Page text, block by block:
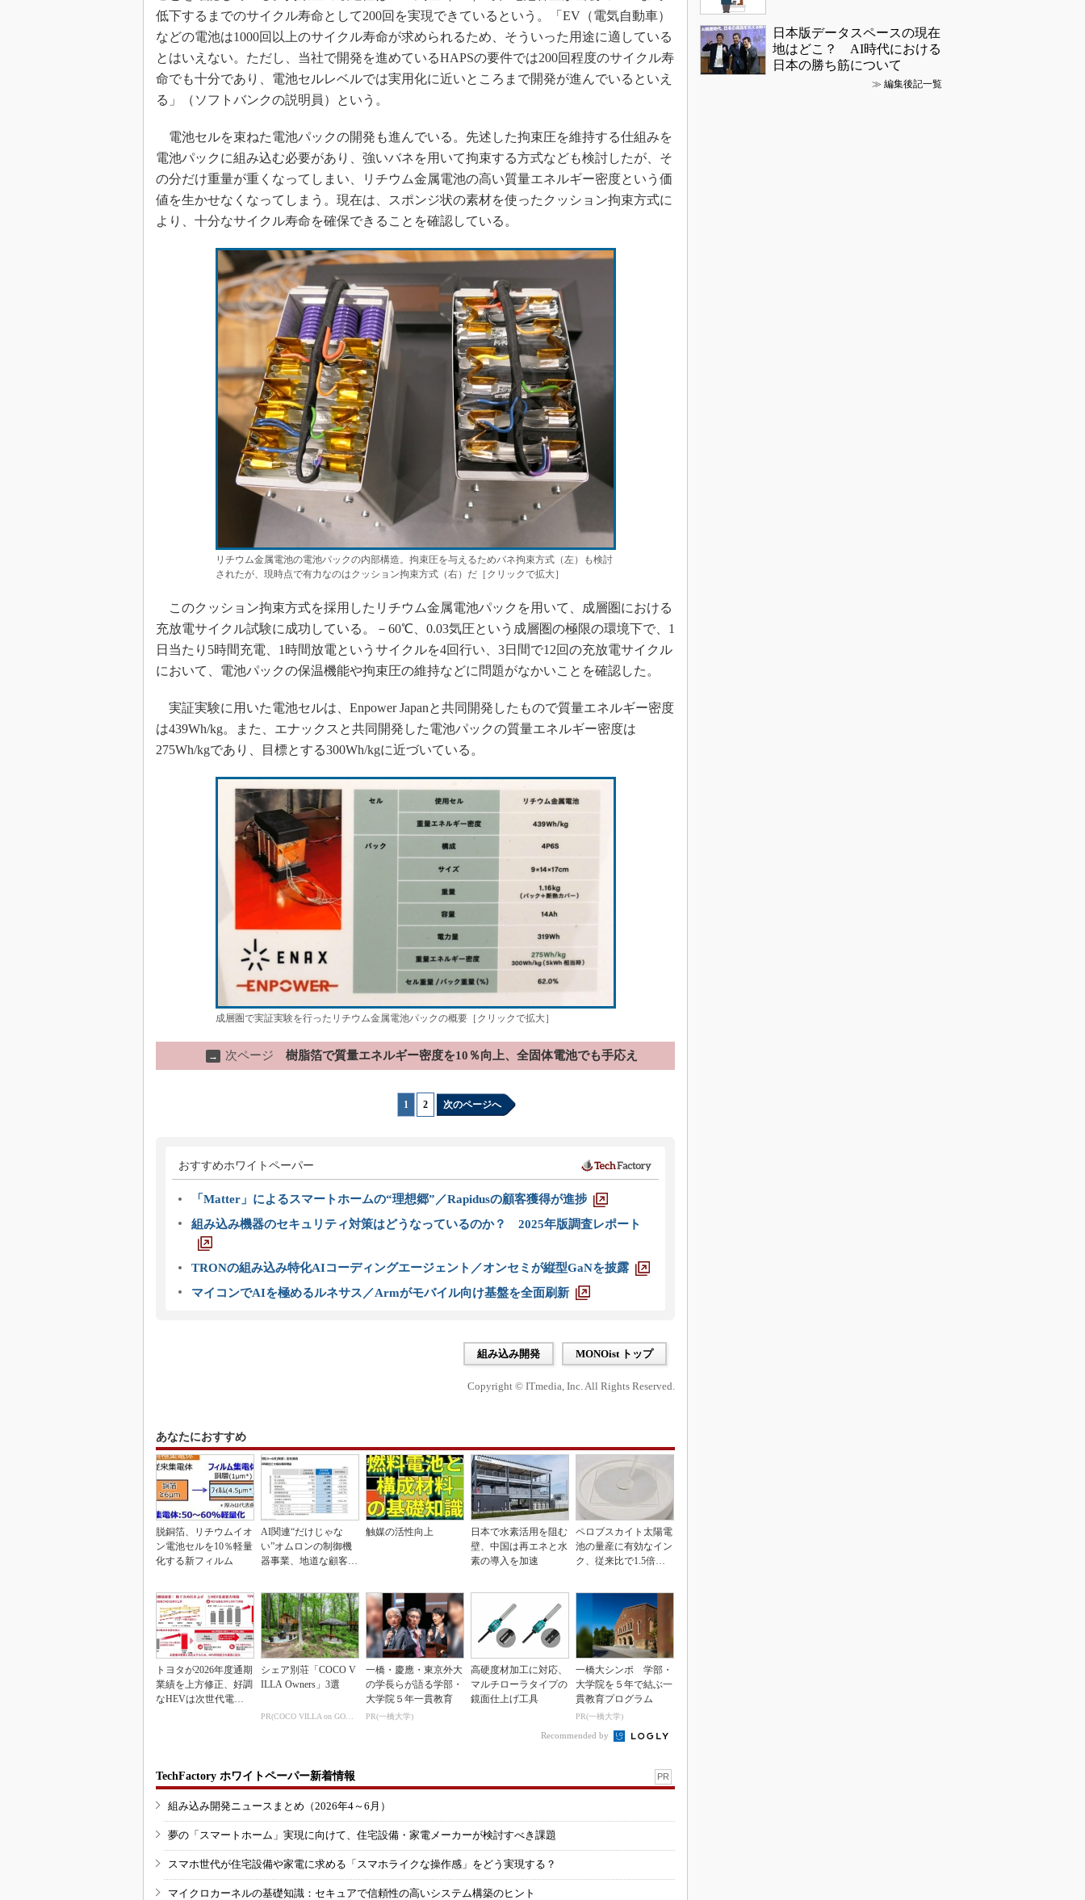
低下するまでのサイクル寿命として200回を実現できているという。「EV（電気自動車）
などの電池は1000回以上のサイクル寿命が求められるため、そういった用途に適している
とはいえない。ただし、当社で開発を進めているHAPSの要件では200回程度のサイクル寿
命でも十分であり、電池セルレベルでは実用化に近いところまで開発が進んでいるといえ
る」（ソフトバンクの説明員）という。
電池セルを束ねた電池パックの開発も進んでいる。先述した拘束圧を維持する仕組みを
電池パックに組み込む必要があり、強いバネを用いて拘束する方式なども検討したが、そ
の分だけ重量が重くなってしまい、リチウム金属電池の高い質量エネルギー密度という価
値を生かせなくなってしまう。現在は、スポンジ状の素材を使ったクッション拘束方式に
より、十分なサイクル寿命を確保できることを確認している。
リチウム金属電池の電池パックの内部構造。拘束圧を与えるためバネ拘束方式（左）も検討
されたが、現時点で有力なのはクッション拘束方式（右）だ［クリックで拡大］
このクッション拘束方式を採用したリチウム金属電池パックを用いて、成層圏における
充放電サイクル試験に成功している。－60℃、0.03気圧という成層圏の極限の環境下で、1
日当たり5時間充電、1時間放電というサイクルを4回行い、3日間で12回の充放電サイクル
において、電池パックの保温機能や拘束圧の維持などに問題がなかいことを確認した。
実証実験に用いた電池セルは、Enpower Japanと共同開発したもので質量エネルギー密度
は439Wh/kg。また、エナックスと共同開発した電池パックの質量エネルギー密度は
275Wh/kgであり、目標とする300Wh/kgに近づいている。
成層圏で実証実験を行ったリチウム金属電池パックの概要［クリックで拡大］
→ 次ページ 樹脂箔で質量エネルギー密度を10％向上、全固体電池でも手応え
1 2 次のページへ
おすすめホワイトペーパー
「Matter」によるスマートホームの“理想郷”／Rapidusの顧客獲得が進捗
組み込み機器のセキュリティ対策はどうなっているのか？ 2025年版調査レポート
TRONの組み込み特化AIコーディングエージェント／オンセミが縦型GaNを披露
マイコンでAIを極めるルネサス／Armがモバイル向け基盤を全面刷新
組み込み開発 MONOist トップ
Copyright © ITmedia, Inc. All Rights Reserved.
あなたにおすすめ
脱銅箔、リチウムイオ
ン電池セルを10％軽量
化する新フィルム
AI関連“だけじゃな
い”オムロンの制御機
器事業、地道な顧客基
触媒の活性向上
日本で水素活用を阻む
壁、中国は再エネと水
素の導入を加速
ペロブスカイト太陽電
池の量産に有効なイン
ク、従来比で1.5倍の
トヨタが2026年度通期
業績を上方修正、好調
なHEVは次世代電池
シェア別荘「COCO V
ILLA Owners」3選
PR(COCO VILLA on GOETHE)
一橋・慶應・東京外大
の学長らが語る学部・
大学院５年一貫教育
PR(一橋大学)
高硬度材加工に対応、
マルチローラタイプの
鏡面仕上げ工具
一橋大シンポ 学部・
大学院を５年で結ぶ一
貫教育プログラム
PR(一橋大学)
Recommended by
TechFactory ホワイトペーパー新着情報 PR
組み込み開発ニュースまとめ（2026年4～6月）
夢の「スマートホーム」実現に向けて、住宅設備・家電メーカーが検討すべき課題
スマホ世代が住宅設備や家電に求める「スマホライクな操作感」をどう実現する？
マイクロカーネルの基礎知識：セキュアで信頼性の高いシステム構築のヒント
日本版データスペースの現在
地はどこ？ AI時代における
日本の勝ち筋について
≫ 編集後記一覧